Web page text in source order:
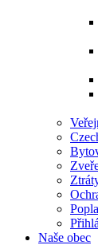
Naše obec